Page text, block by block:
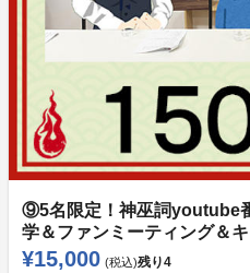
⑨5名限定！神巫詞youtube
学＆ファンミーティング＆キ
¥15,000 (税込)残り4